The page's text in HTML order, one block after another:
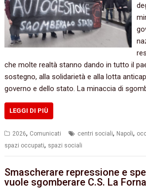
che molte realtà stanno dando in tutto il
sostegno, alla solidarietà e alla lotta
governo e dello stato. La minaccia di
LEGGI DI PIÙ
2026, Comunicati centri sociali, Napoli,
spazi occupati, spazi sociali
Smascherare repressione e
vuole sgomberare C.S. La